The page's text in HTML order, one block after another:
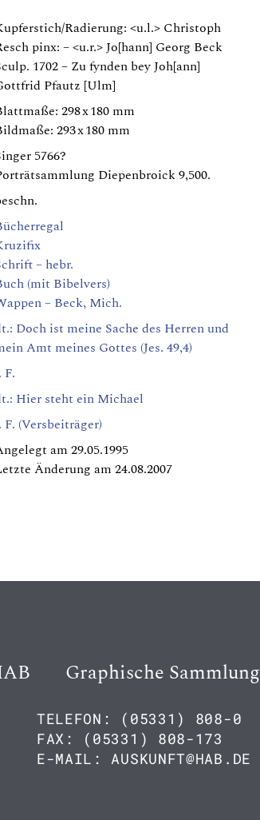
Radierung: <u.l.> Christoph
pinx: – <u.r.> Jo[hann] Georg Beck
1702 – Zu fynden bey Joh[ann]
Pfautz [Ulm]
298 x 180 mm
293 x 180 mm
5766?
Diepenbroick 9,500.
– hebr.
(mit Bibelvers)
– Beck, Mich.
Doch ist meine Sache des Herren und
Amt meines Gottes (Jes. 49,4)
F.
Hier steht ein Michael
F. (Versbeiträger)
am 29.05.1995
Änderung am 24.08.2007
Graphische Sammlung
TELEFON: (05331) 808-0
FAX: (05331) 808-173
E-MAIL: AUSKUNFT@HAB.DE